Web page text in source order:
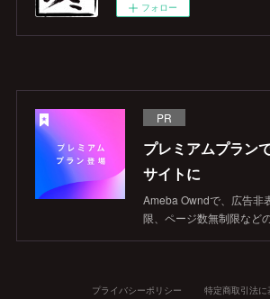
フォロー
PR
プレミアムプラン
サイトに
Ameba Owndで、広告非
限、ページ数無制限など
プライバシーポリシー 特定商取引法に